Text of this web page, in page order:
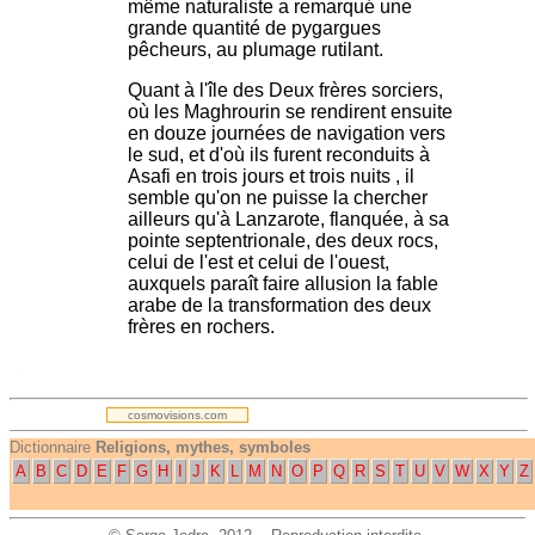
même naturaliste a remarqué une
grande quantité de pygargues
pêcheurs, au plumage rutilant.
Quant à l'île des Deux frères sorciers,
où les Maghrourin se rendirent ensuite
en douze journées de navigation vers
le sud, et d'où ils furent reconduits à
Asafi en trois jours et trois nuits , il
semble qu'on ne puisse la chercher
ailleurs qu'à Lanzarote, flanquée, à sa
pointe septentrionale, des deux rocs,
celui de l'est et celui de l'ouest,
auxquels paraît faire allusion la fable
arabe de la transformation des deux
frères en rochers.
.
cosmovisions.com
Dictionnaire Religions, mythes, symboles
A
B C D E F G H J K L M N O P Q R S T U V W X Y Z